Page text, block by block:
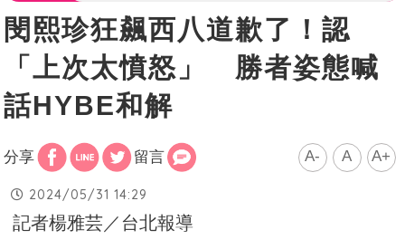
閔熙珍狂飆西八道歉了！認
「上次太憤怒」 勝者姿態喊
話HYBE和解
分享 留言 A- A A+
2024/05/31 14:29
記者楊雅芸／台北報導